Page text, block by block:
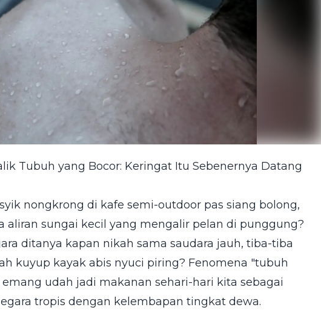
Tubuh yang Bocor: Keringat Itu Sebenernya Datang
nongkrong di kafe semi-outdoor pas siang bolong,
aliran sungai kecil yang mengalir pelan di punggung?
ditanya kapan nikah sama saudara jauh, tiba-tiba
kuyup kayak abis nyuci piring? Fenomena "tubuh
udah jadi makanan sehari-hari kita sebagai
tropis dengan kelembapan tingkat dewa.